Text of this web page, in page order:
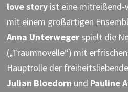
love storyist eine mitreißend-
mit einem großartigen
Anna Unterwegerspielt die
(„Traumnovelle“) mit
Hauptrolle der
Julian Bloedorn und Pauline